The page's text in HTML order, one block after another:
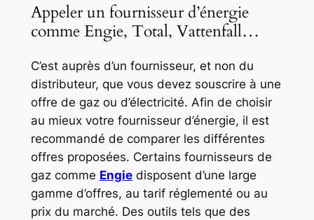
Appeler un fournisseur d’énergie
comme Engie, Total, Vattenfall…
C’est auprès d’un fournisseur, et non du
distributeur, que vous devez souscrire à une
offre de gaz ou d’électricité. Afin de choisir
au mieux votre fournisseur d’énergie, il est
recommandé de comparer les différentes
offres proposées. Certains fournisseurs de
gaz comme Engiedisposent d’une large
gamme d’offres, au tarif réglementé ou au
prix du marché. Des outils tels que des